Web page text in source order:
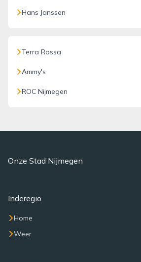
Hans Janssen
Terra Rossa
Ammy's
ROC Nijmegen
Onze Stad Nijmegen
Inderegio
Home
Weer